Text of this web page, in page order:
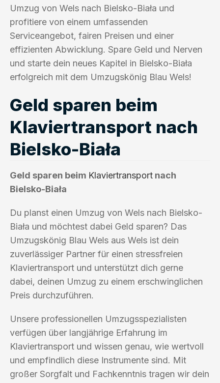
Umzug von Wels nach Bielsko-Biała und
profitiere von einem umfassenden
Serviceangebot, fairen Preisen und einer
effizienten Abwicklung. Spare Geld und Nerven
und starte dein neues Kapitel in Bielsko-Biała
erfolgreich mit dem Umzugskönig Blau Wels!
Geld sparen beim
Klaviertransport nach
Bielsko-Biała
Geld sparen beim Klaviertransport nach
Bielsko-Biała
Du planst einen Umzug von Wels nach Bielsko-
Biała und möchtest dabei Geld sparen? Das
Umzugskönig Blau Wels aus Wels ist dein
zuverlässiger Partner für einen stressfreien
Klaviertransport und unterstützt dich gerne
dabei, deinen Umzug zu einem erschwinglichen
Preis durchzuführen.
Unsere professionellen Umzugsspezialisten
verfügen über langjährige Erfahrung im
Klaviertransport und wissen genau, wie wertvoll
und empfindlich diese Instrumente sind. Mit
großer Sorgfalt und Fachkenntnis tragen wir dein